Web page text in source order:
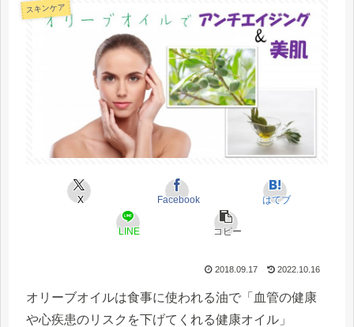
スキンケア
X Facebook はてブ
LINE コピー
2018.09.17 2022.10.16
オリーブオイルは食事に使われる油で「血管の健康
や心疾患のリスクを下げてくれる健康オイル」